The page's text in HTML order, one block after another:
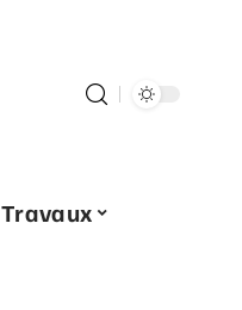
Travaux